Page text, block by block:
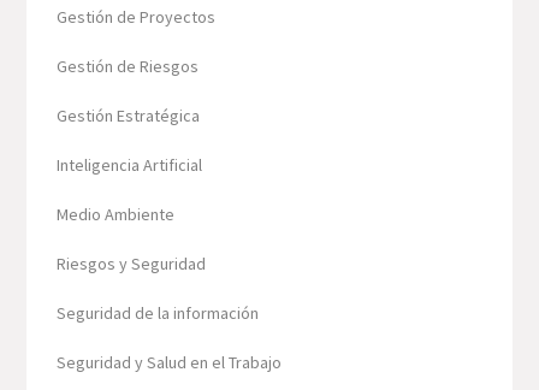
Gestión de Proyectos
Gestión de Riesgos
Gestión Estratégica
Inteligencia Artificial
Medio Ambiente
Riesgos y Seguridad
Seguridad de la información
Seguridad y Salud en el Trabajo